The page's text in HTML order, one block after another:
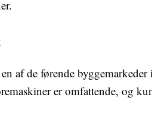
af de førende
er omfattende, og